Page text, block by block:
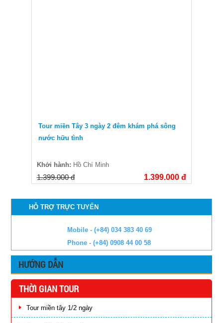
Tour miền Tây 3 ngày 2 đêm khám phá sông
nước hữu tình
Khởi hành: Hồ Chí Minh
1.399.000 đ 1.399.000 đ
HỖ TRỢ TRỰC TUYẾN
Mobile - (+84) 034 383 40 69
Phone - (+84) 0908 44 00 58
HƯỚNG DẪN
THỜI GIAN TOUR
Tour miền tây 1/2 ngày